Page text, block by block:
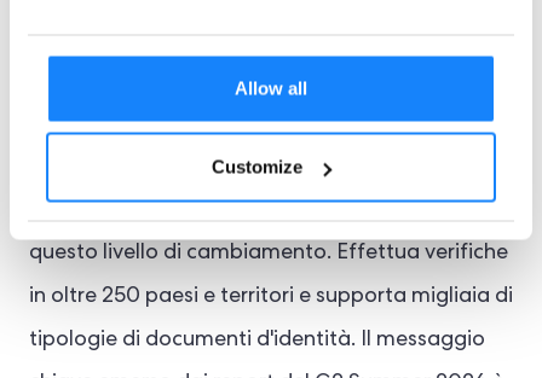
Allow all
Customize
devono adottare un quadro normativo europeo
generale.
ComplyCube è progettato per supportare
questo livello di cambiamento. Effettua verifiche
in oltre 250 paesi e territori e supporta migliaia di
tipologie di documenti d'identità. Il messaggio